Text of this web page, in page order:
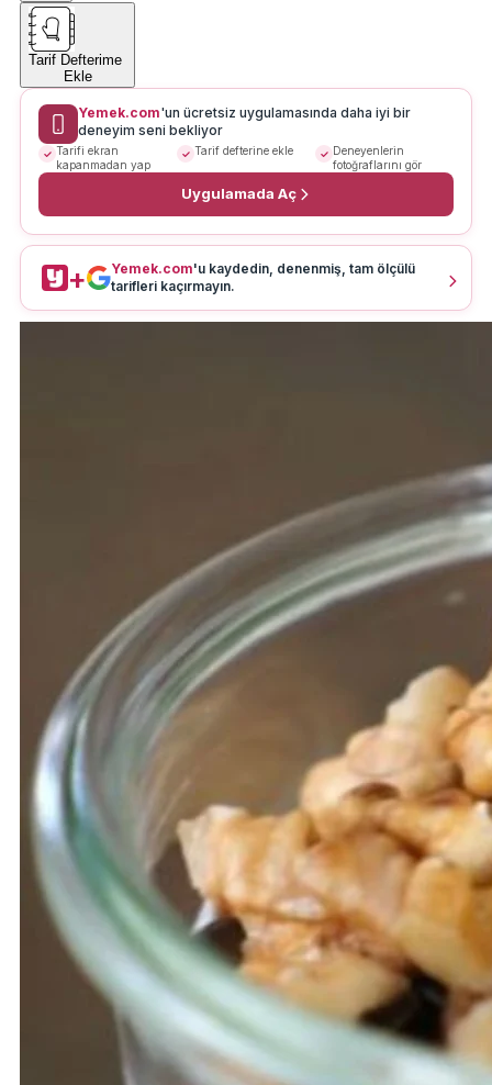
Tarif Defterime
Ekle
Yemek.com'un ücretsiz uygulamasında daha iyi bir
deneyim seni bekliyor
Tarifi ekran
kapanmadan yap
Tarif defterine ekle
Deneyenlerin
fotoğraflarını gör
Uygulamada Aç
+ Yemek.com'u kaydedin, denenmiş, tam ölçülü
tarifleri kaçırmayın.